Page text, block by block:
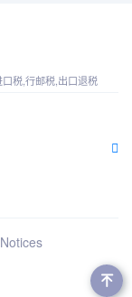
税,行邮税,出口退税